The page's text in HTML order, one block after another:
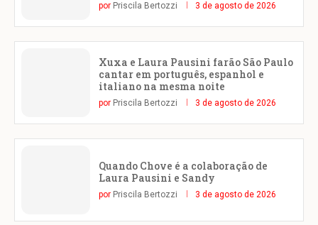
por Priscila Bertozzi 3 de agosto de 2026
Xuxa e Laura Pausini farão São Paulo
cantar em português, espanhol e
italiano na mesma noite
por Priscila Bertozzi 3 de agosto de 2026
Quando Chove é a colaboração de
Laura Pausini e Sandy
por Priscila Bertozzi 3 de agosto de 2026